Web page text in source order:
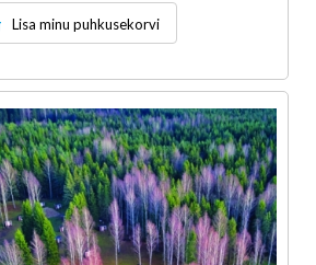
Lisa minu puhkusekorvi